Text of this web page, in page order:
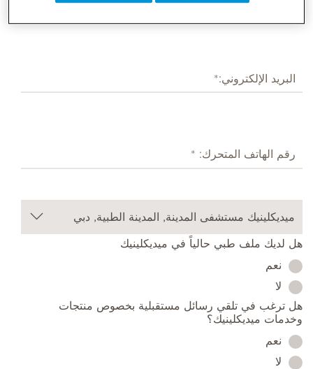
هل لديك ملف طبي حالياً في ميديكلينيك
نعم
لا
هل ترغب في تلقي رسائل مستقبلية بخصوص منتجات
وخدمات ميديكلينيك؟
نعم
لا